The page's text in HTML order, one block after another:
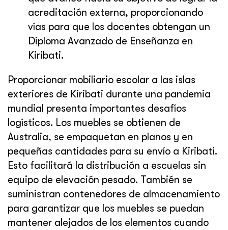
acreditación externa, proporcionando
vías para que los docentes obtengan un
Diploma Avanzado de Enseñanza en
Kiribati.
Proporcionar mobiliario escolar a las islas
exteriores de Kiribati durante una pandemia
mundial presenta importantes desafíos
logísticos. Los muebles se obtienen de
Australia, se empaquetan en planos y en
pequeñas cantidades para su envío a Kiribati.
Esto facilitará la distribución a escuelas sin
equipo de elevación pesado. También se
suministran contenedores de almacenamiento
para garantizar que los muebles se puedan
mantener alejados de los elementos cuando